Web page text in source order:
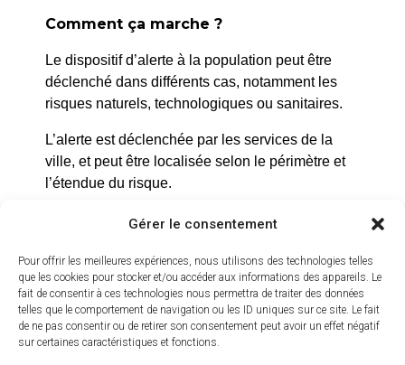
Gérer le consentement
Pour offrir les meilleures expériences, nous utilisons des technologies telles
que les cookies pour stocker et/ou accéder aux informations des appareils. Le
fait de consentir à ces technologies nous permettra de traiter des données
telles que le comportement de navigation ou les ID uniques sur ce site. Le fait
de ne pas consentir ou de retirer son consentement peut avoir un effet négatif
sur certaines caractéristiques et fonctions.
féminines vs Arles
Gymnase
Comment ça marche ?
Le dispositif d’alerte à la population peut être
déclenché dans différents cas, notamment les
risques naturels, technologiques ou sanitaires.
L’alerte est déclenchée par les services de la
ville, et peut être localisée selon le périmètre et
l’étendue du risque.
Prenez quelques minutes pour vous inscrire et
https://inscription.cedralis.com/
Comment sont utilisées les données